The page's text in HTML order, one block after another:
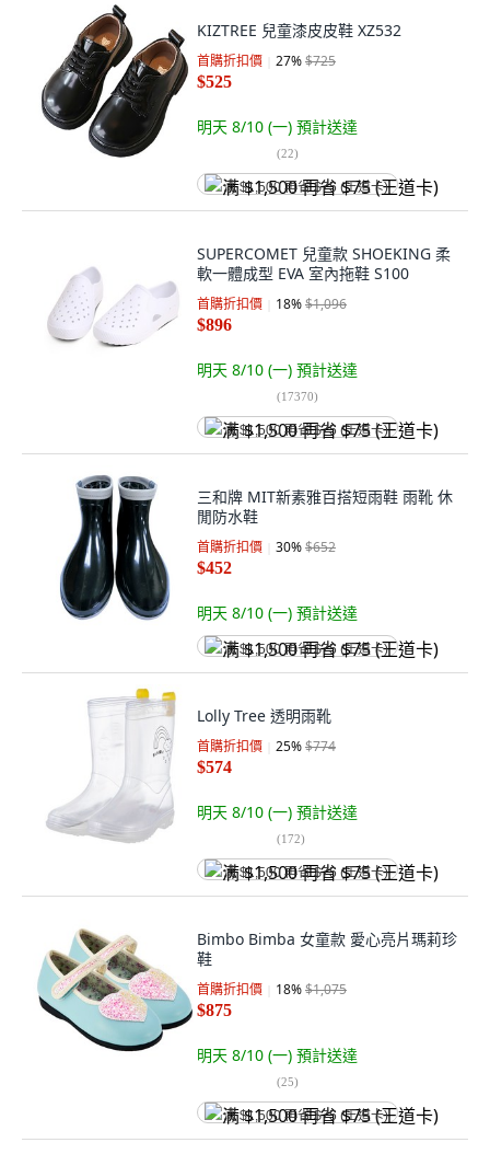
KIZTREE 兒童漆皮皮鞋 XZ532
首購折扣價 27%$725
$525
明天 8/10 (一) 預計送達
(22)
满 $1,500 再省 $75 (王道卡)
SUPERCOMET 兒童款 SHOEKING 柔
軟一體成型 EVA 室內拖鞋 S100
首購折扣價 18%$1,096
$896
明天 8/10 (一) 預計送達
(17370)
满 $1,500 再省 $75 (王道卡)
三和牌 MIT新素雅百搭短雨鞋 雨靴 休
閒防水鞋
首購折扣價 30%$652
$452
明天 8/10 (一) 預計送達
满 $1,500 再省 $75 (王道卡)
Lolly Tree 透明雨靴
首購折扣價 25%$774
$574
明天 8/10 (一) 預計送達
(172)
满 $1,500 再省 $75 (王道卡)
Bimbo Bimba 女童款 愛心亮片瑪莉珍
鞋
首購折扣價 18%$1,075
$875
明天 8/10 (一) 預計送達
(25)
满 $1,500 再省 $75 (王道卡)